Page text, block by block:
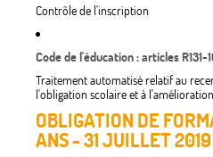
Contrôle de l'inscription
Code de l'éducation : articles R131-
Traitement automatisé relatif au
l'obligation scolaire et à
OBLIGATION DE
ANS - 31 JUILLET 2019